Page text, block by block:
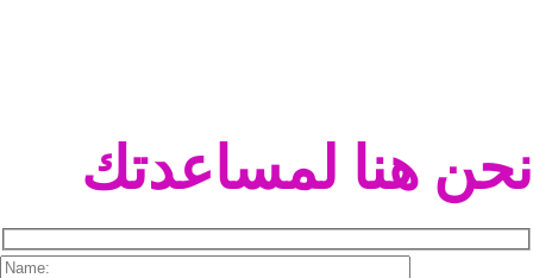
نحن هنا لمساعدتك